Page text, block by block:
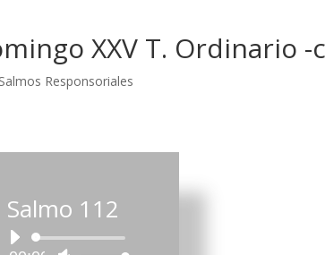
XXV T. Ordinario -
Salmos Responsoriales
Salmo 112
Reproductor